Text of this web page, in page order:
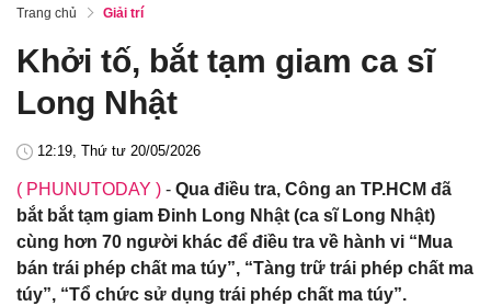
Trang chủ Giải trí
Khởi tố, bắt tạm giam ca sĩ
Long Nhật
12:19, Thứ tư 20/05/2026
( PHUNUTODAY ) - Qua điều tra, Công an TP.HCM đã
bắt bắt tạm giam Đinh Long Nhật (ca sĩ Long Nhật)
cùng hơn 70 người khác để điều tra về hành vi “Mua
bán trái phép chất ma túy”, “Tàng trữ trái phép chất ma
túy”, “Tổ chức sử dụng trái phép chất ma túy”.